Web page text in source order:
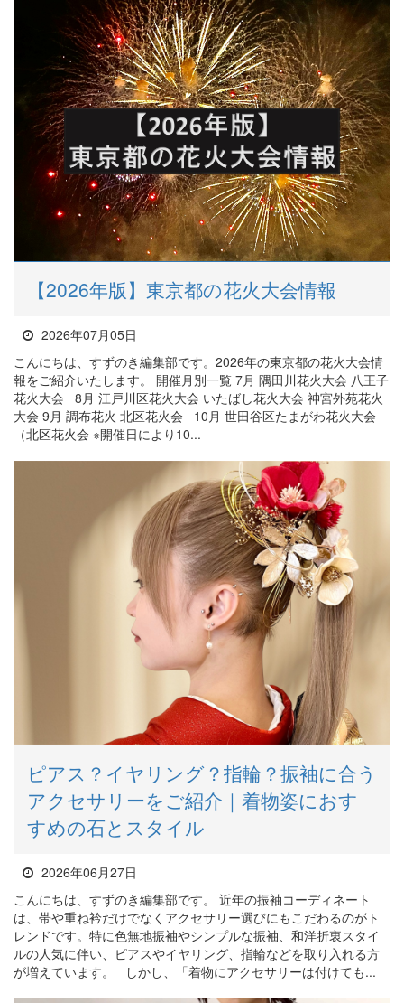
【2026年版】東京都の花火大会情報
2026年07月05日
こんにちは、すずのき編集部です。2026年の東京都の花火大会情
報をご紹介いたします。 開催月別一覧 7月 隅田川花火大会 八王子
花火大会 8月 江戸川区花火大会 いたばし花火大会 神宮外苑花火
大会 9月 調布花火 北区花火会 10月 世田谷区たまがわ花火大会
（北区花火会 ※開催日により10...
ピアス？イヤリング？指輪？振袖に合う
アクセサリーをご紹介｜着物姿におす
すめの石とスタイル
2026年06月27日
こんにちは、すずのき編集部です。 近年の振袖コーディネート
は、帯や重ね衿だけでなくアクセサリー選びにもこだわるのがト
レンドです。特に色無地振袖やシンプルな振袖、和洋折衷スタイ
ルの人気に伴い、ピアスやイヤリング、指輪などを取り入れる方
が増えています。 しかし、「着物にアクセサリーは付けても...